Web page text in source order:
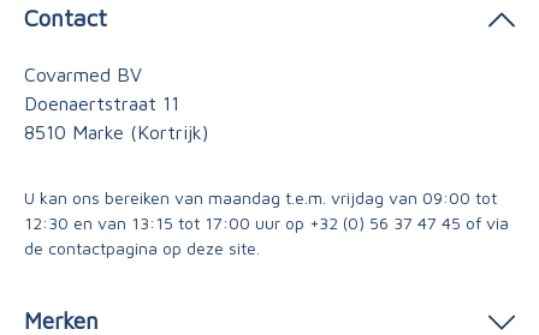
Contact
Covarmed BV
Doenaertstraat 11
8510 Marke (Kortrijk)
U kan ons bereiken van maandag t.e.m. vrijdag van 09:00 tot
12:30 en van 13:15 tot 17:00 uur op +32 (0) 56 37 47 45 of via
de contactpagina op deze site.
Merken